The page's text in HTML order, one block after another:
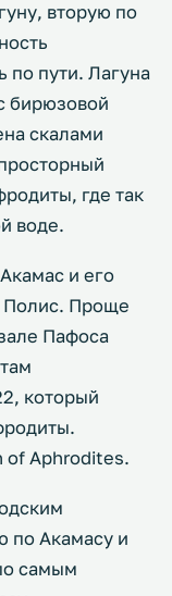
вторую по
по пути. Лагуна
бирюзовой
скалами
где так
воде.
и его
Полис. Проще
Пафоса
который
of Aphrodites.
по Акамасу и
самым